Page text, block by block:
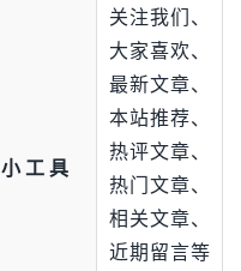
小 工 具
关注我们、
大家喜欢、
最新文章、
本站推荐、
热评文章、
热门文章、
相关文章、
近期留言等